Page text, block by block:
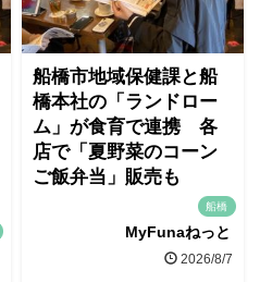
船橋市地域保健課と船
橋本社の「ランドロー
ム」が食育で連携 各
店で「夏野菜のコーン
ご飯弁当」販売も
船橋
MyFunaねっと
2026/8/7